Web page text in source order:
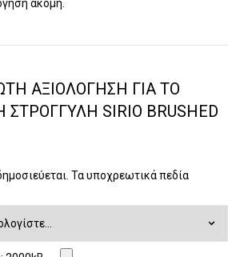
ακόμη.
ΑΞΙΟΛΌΓΗΣΗ ΓΙΑ ΤΟ
SIRIO BRUSHED
Τα υποχρεωτικά πεδία